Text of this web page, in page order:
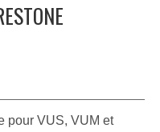
pour VUS, VUM et